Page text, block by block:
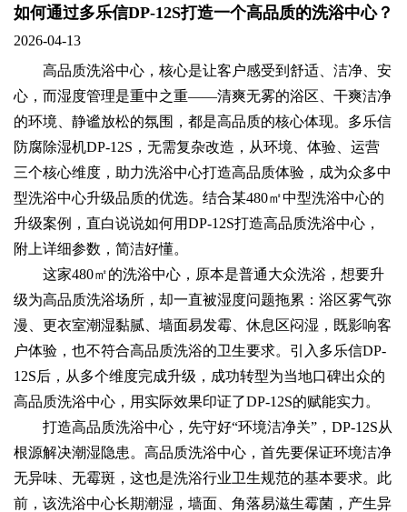
如何通过多乐信DP-12S打造一个高品质的洗浴中心？
2026-04-13
高品质洗浴中心，核心是让客户感受到舒适、洁净、安
心，而湿度管理是重中之重——清爽无雾的浴区、干爽洁净
的环境、静谧放松的氛围，都是高品质的核心体现。多乐信
防腐除湿机DP-12S，无需复杂改造，从环境、体验、运营
三个核心维度，助力洗浴中心打造高品质体验，成为众多中
型洗浴中心升级品质的优选。结合某480㎡中型洗浴中心的
升级案例，直白说说如何用DP-12S打造高品质洗浴中心，
附上详细参数，简洁好懂。
这家480㎡的洗浴中心，原本是普通大众洗浴，想要升
级为高品质洗浴场所，却一直被湿度问题拖累：浴区雾气弥
漫、更衣室潮湿黏腻、墙面易发霉、休息区闷湿，既影响客
户体验，也不符合高品质洗浴的卫生要求。引入多乐信DP-
12S后，从多个维度完成升级，成功转型为当地口碑出众的
高品质洗浴中心，用实际效果印证了DP-12S的赋能实力。
打造高品质洗浴中心，先守好“环境洁净关”，DP-12S从
根源解决潮湿隐患。高品质洗浴中心，首先要保证环境洁净
无异味、无霉斑，这也是洗浴行业卫生规范的基本要求。此
前，该洗浴中心长期潮湿，墙面、角落易滋生霉菌，产生异